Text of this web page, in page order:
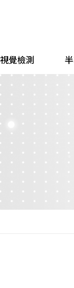
覺檢測